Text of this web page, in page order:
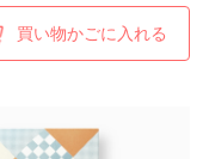
買い物かごに入れる